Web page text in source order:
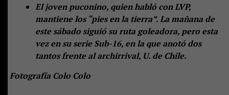
El joven puconino, quien habló con LVP,
mantiene los “pies en la tierra”. La mañana de
este sábado siguió su ruta goleadora, pero esta
vez en su serie Sub-16, en la que anotó dos
tantos frente al archirrival, U. de Chile.
Fotografía Colo Colo